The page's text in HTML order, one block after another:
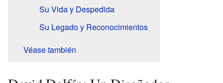
Su Vida y Despedida
Su Legado y Reconocimientos
Véase también